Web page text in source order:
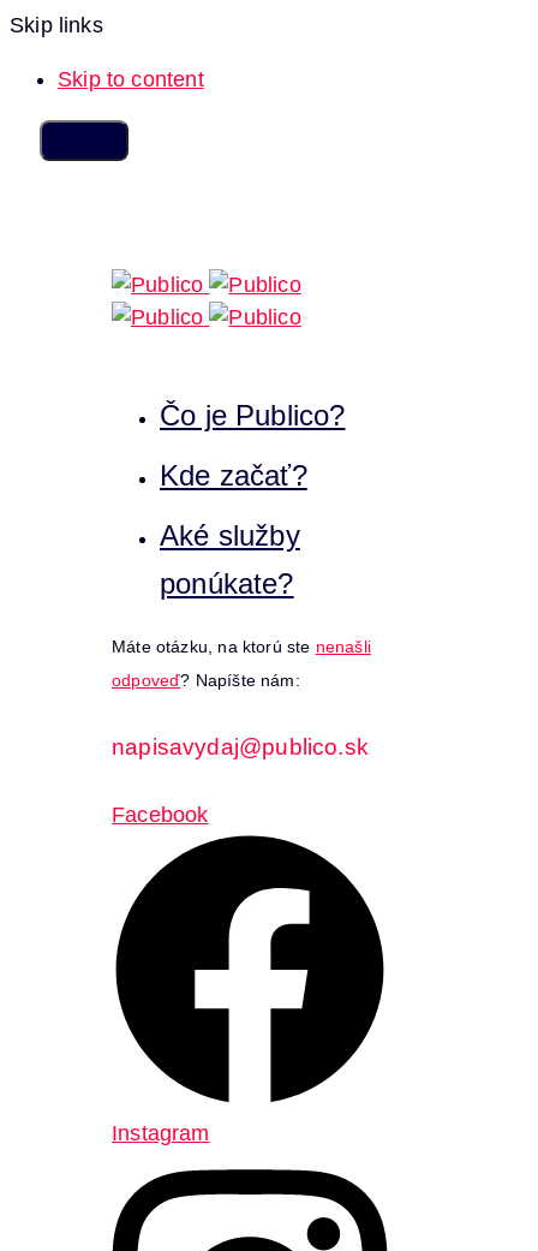
Skip links
Skip to content
Čo je Publico?
Kde začať?
Aké služby
ponúkate?
Máte otázku, na ktorú ste nenašli
odpoveď? Napíšte nám:
napisavydaj@publico.sk
Facebook
Instagram